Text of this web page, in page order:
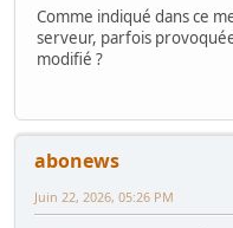
Comme indiqué dans ce
serveur, parfois
modifié ?
abonews
Juin 22, 2026, 05:26 PM